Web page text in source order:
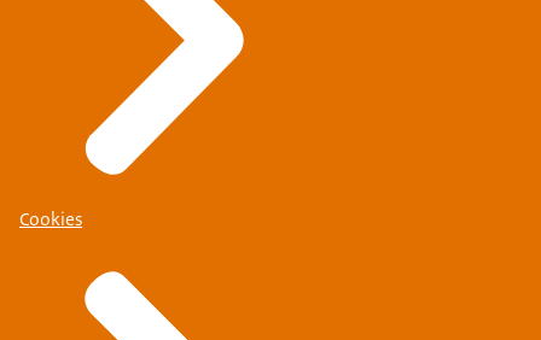
Cookies